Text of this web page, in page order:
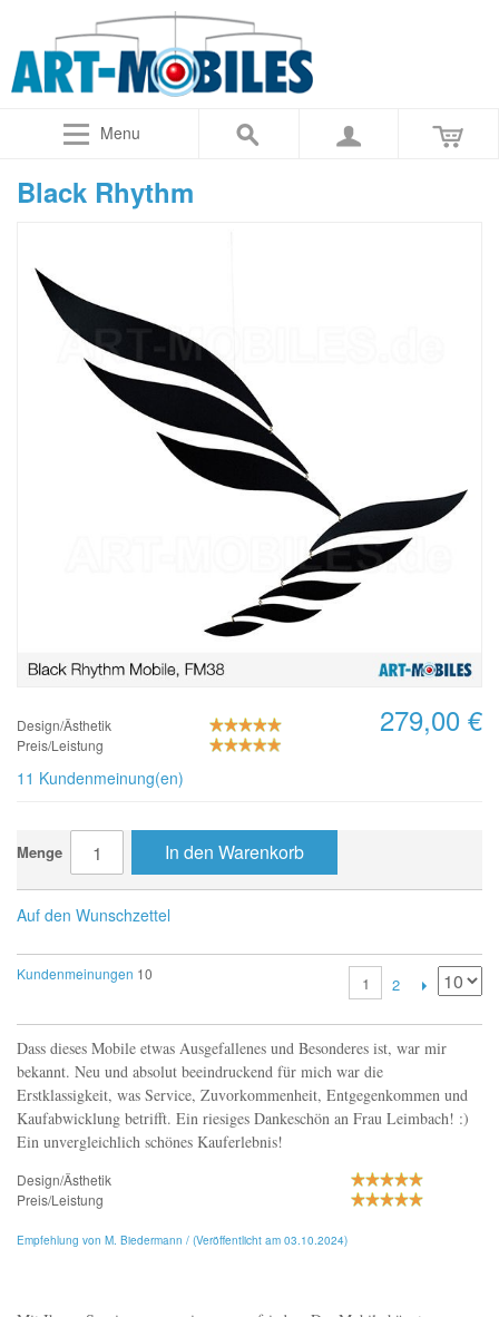
Menu
Black Rhythm
279,00 €
Design/Ästhetik
Preis/Leistung
11 Kundenmeinung(en)
Menge In den Warenkorb
Auf den Wunschzettel
Kundenmeinungen 10 1 2
Dass dieses Mobile etwas Ausgefallenes und Besonderes ist, war mir
bekannt. Neu und absolut beeindruckend für mich war die
Erstklassigkeit, was Service, Zuvorkommenheit, Entgegenkommen und
Kaufabwicklung betrifft. Ein riesiges Dankeschön an Frau Leimbach! :)
Ein unvergleichlich schönes Kauferlebnis!
Design/Ästhetik
Preis/Leistung
Empfehlung von M. Biedermann / (Veröffentlicht am 03.10.2024)